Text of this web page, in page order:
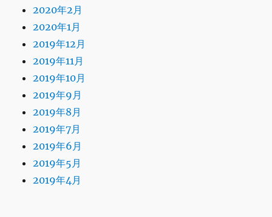
2020年2月
2020年1月
2019年12月
2019年11月
2019年10月
2019年9月
2019年8月
2019年7月
2019年6月
2019年5月
2019年4月